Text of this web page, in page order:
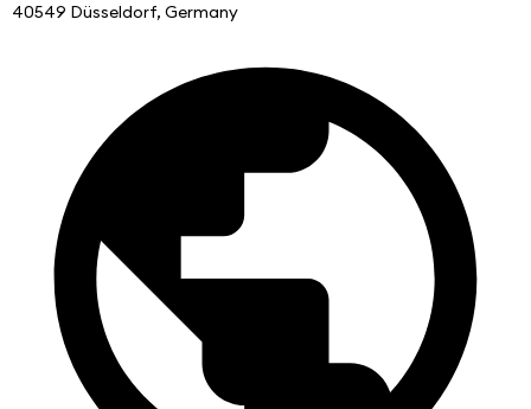
40549 Düsseldorf, Germany